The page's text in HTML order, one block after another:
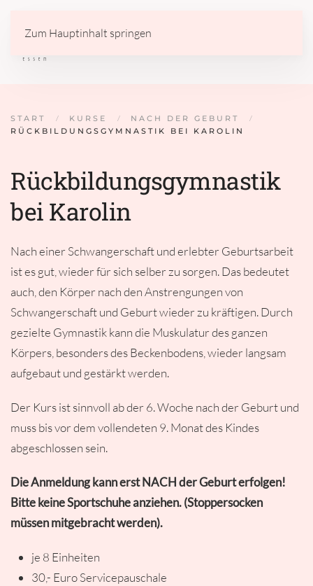
Zum Hauptinhalt springen
START KURSE
NACH DER GEBURT
RÜCKBILDUNGSGYMNASTIK BEI KAROLIN
Rückbildungsgymnastik
bei Karolin
Nach einer Schwangerschaft und erlebter Geburtsarbeit
ist es gut, wieder für sich selber zu sorgen. Das bedeutet
auch, den Körper nach den Anstrengungen von
Schwangerschaft und Geburt wieder zu kräftigen. Durch
gezielte Gymnastik kann die Muskulatur des ganzen
Körpers, besonders des Beckenbodens, wieder langsam
aufgebaut und gestärkt werden.
Der Kurs ist sinnvoll ab der 6. Woche nach der Geburt und
muss bis vor dem vollendeten 9. Monat des Kindes
abgeschlossen sein.
Die Anmeldung kann erst NACH der Geburt erfolgen!
Bitte keine Sportschuhe anziehen. (Stoppersocken
müssen mitgebracht werden).
je 8 Einheiten
30,- Euro Servicepauschale